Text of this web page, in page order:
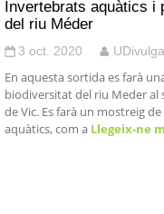
Invertebrats aquàtics i
del riu Méder
3 oct. 2020 UDivulga
En aquesta sortida es farà
biodiversitat del riu Meder al
de Vic. Es farà un mostreig
aquàtics, com aLlegeix-ne